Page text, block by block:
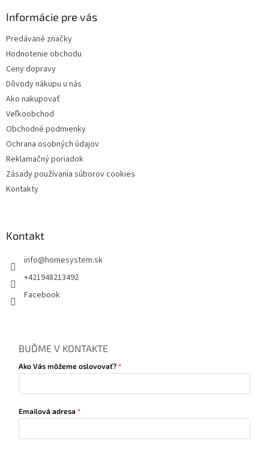
Informácie pre vás
Predávané značky
Hodnotenie obchodu
Ceny dopravy
Dôvody nákupu u nás
Ako nakupovať
Veľkoobchod
Obchodné podmienky
Ochrana osobných údajov
Reklamačný poriadok
Zásady používania súborov cookies
Kontakty
Kontakt
info@homesystem.sk
+421948213492
Facebook
BUĎME V KONTAKTE
Ako Vás môžeme oslovovať?
Emailová adresa